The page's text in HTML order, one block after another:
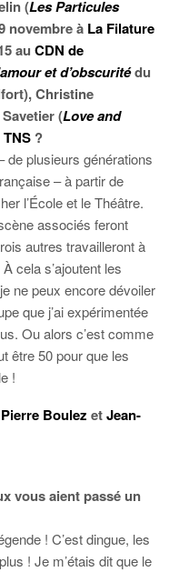
(Les Particules
novembre à La Filature
au CDN de
et d’obscuritédu
Christine
(Love and
TNS ?
de plusieurs générations
– à partir de
l’École et le Théâtre.
associés feront
autres travailleront à
cela s’ajoutent les
ne peux encore dévoiler
que j’ai expérimentée
Ou alors c’est comme
être 50 pour que les
!
Pierre Boulez etJean-
vous aient passé un
! C’est dingue, les
! Je m’étais dit que le